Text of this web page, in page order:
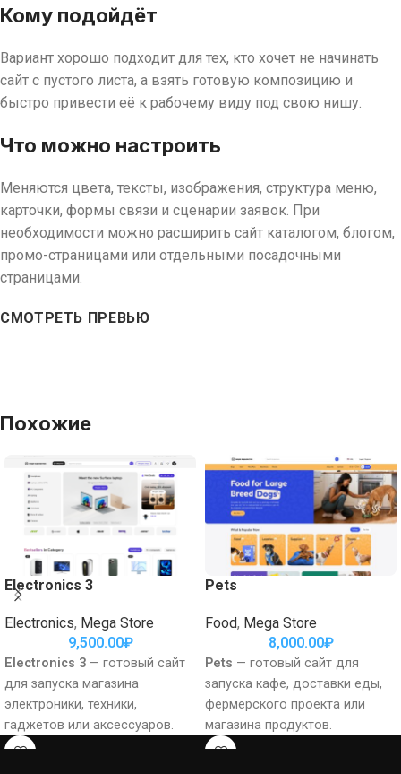
Кому подойдёт
Вариант хорошо подходит для тех, кто хочет не начинать
сайт с пустого листа, а взять готовую композицию и
быстро привести её к рабочему виду под свою нишу.
Что можно настроить
Меняются цвета, тексты, изображения, структура меню,
карточки, формы связи и сценарии заявок. При
необходимости можно расширить сайт каталогом, блогом,
промо-страницами или отдельными посадочными
страницами.
СМОТРЕТЬ ПРЕВЬЮ
Похожие
Electronics 3
Electronics, Mega Store
9,500.00₽
Electronics 3 — готовый сайт
для запуска магазина
электроники, техники,
гаджетов или аксессуаров.
Структура, визуальная подача
Pets
Food, Mega Store
8,000.00₽
Pets — готовый сайт для
запуска кафе, доставки еды,
фермерского проекта или
магазина продуктов.
Структура, визуальная подача